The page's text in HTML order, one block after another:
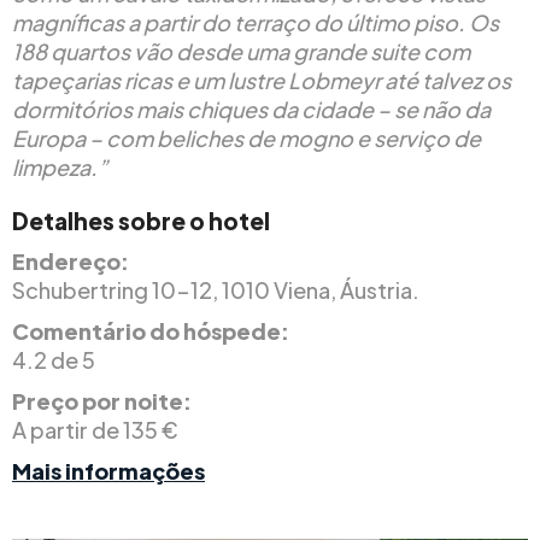
magníficas a partir do terraço do último piso. Os
188 quartos vão desde uma grande suite com
tapeçarias ricas e um lustre Lobmeyr até talvez os
dormitórios mais chiques da cidade – se não da
Europa – com beliches de mogno e serviço de
limpeza.”
Detalhes sobre o hotel
Endereço:
Schubertring 10-12, 1010 Viena, Áustria.
Comentário do hóspede:
4.2 de 5
Preço por noite:
A partir de 135 €
Mais informações